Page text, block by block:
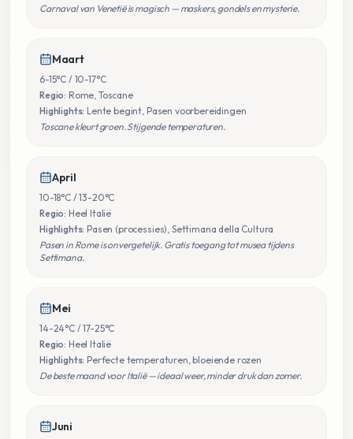
Carnaval van Venetië is magisch — maskers, gondels en mysterie.
Maart
6-15°C / 10-17°C
Regio: Rome, Toscane
Highlights: Lente begint, Pasen voorbereidingen
Toscane kleurt groen. Stijgende temperaturen.
April
10-18°C / 13-20°C
Regio: Heel Italië
Highlights: Pasen (processies), Settimana della Cultura
Pasen in Rome is onvergetelijk. Gratis toegang tot musea tijdens
Settimana.
Mei
14-24°C / 17-25°C
Regio: Heel Italië
Highlights: Perfecte temperaturen, bloeiende rozen
De beste maand voor Italië — ideaal weer, minder druk dan zomer.
Juni